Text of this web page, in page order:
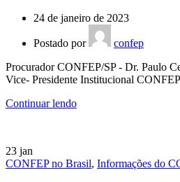
24 de janeiro de 2023
Postado por
confep
Procurador CONFEP/SP - Dr. Paulo
Vice- Presidente Institucional
Continuar lendo
23 jan
CONFEP no Brasil, Informações do